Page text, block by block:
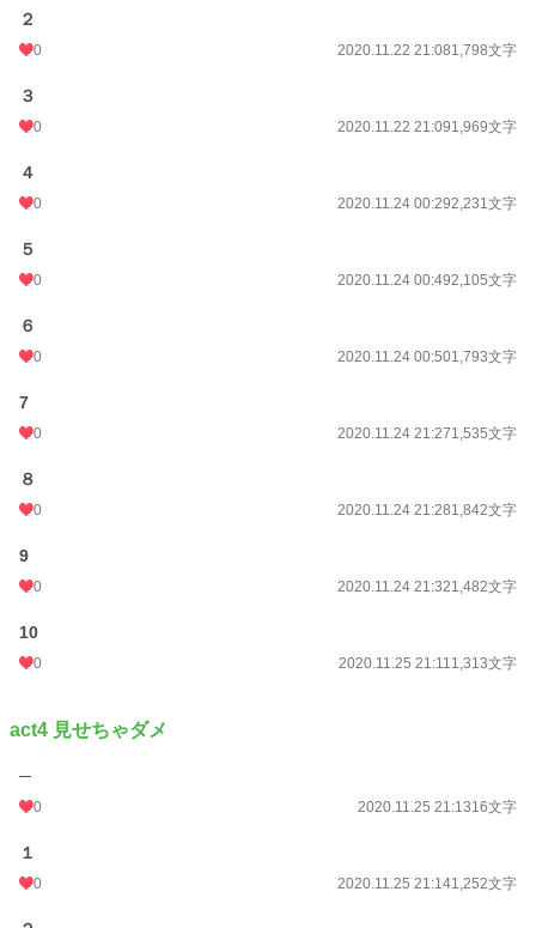
２
0 2020.11.22 21:081,798文字
３
0 2020.11.22 21:091,969文字
４
0 2020.11.24 00:292,231文字
５
0 2020.11.24 00:492,105文字
６
0 2020.11.24 00:501,793文字
7
0 2020.11.24 21:271,535文字
８
0 2020.11.24 21:281,842文字
9
0 2020.11.24 21:321,482文字
10
0 2020.11.25 21:111,313文字
act4 見せちゃダメ
─
0 2020.11.25 21:1316文字
１
0 2020.11.25 21:141,252文字